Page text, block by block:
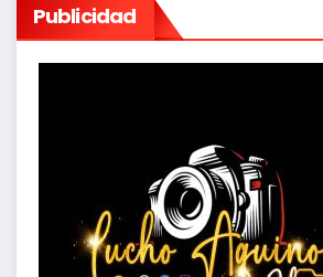
Publicidad